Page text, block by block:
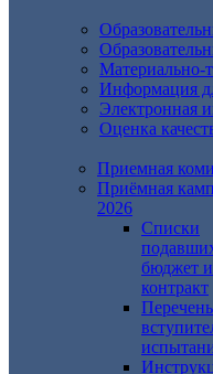
Материально-
Информация
Электронная
Оценка
Приемная
Приёмная
2026
Списки
бюджет и
контракт
Перечень